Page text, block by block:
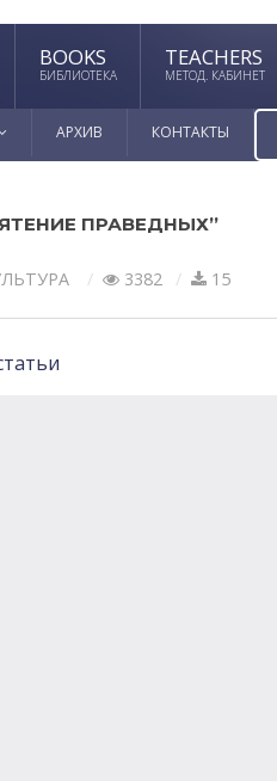
BOOKS
БИБЛИОТЕКА
TEACHERS
МЕТОД. КАБИНЕТ
АРХИВ КОНТАКТЫ
ПРАВЕДНЫХ”
3382 15